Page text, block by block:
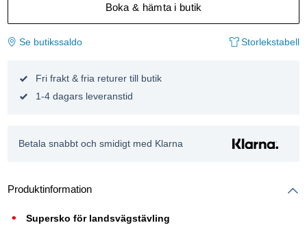
Boka & hämta i butik
Se butikssaldo Storlekstabell
Fri frakt & fria returer till butik
1-4 dagars leveranstid
Betala snabbt och smidigt med Klarna
Produktinformation
Supersko för landsvägstävling